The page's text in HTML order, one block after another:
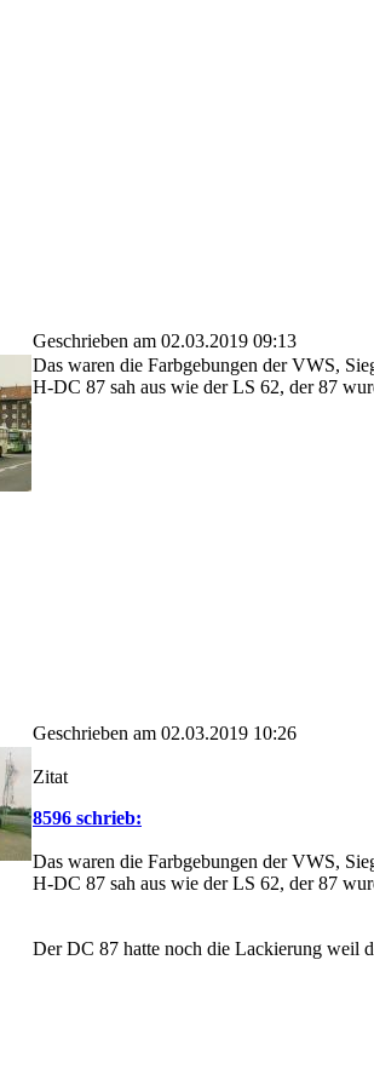
Geschrieben am 02.03.2019 09:13
Das waren die Farbgebungen der VWS,
H-DC 87 sah aus wie der LS 62, der 87
Geschrieben am 02.03.2019 10:26
Zitat
8596 schrieb:
Das waren die Farbgebungen der VWS,
H-DC 87 sah aus wie der LS 62, der 87
Der DC 87 hatte noch die Lackierung weil